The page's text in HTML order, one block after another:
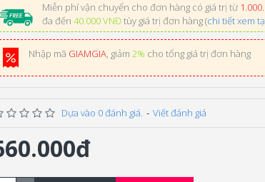
Miễn phí vận chuyển cho đơn hàng có giá trị từ
đa đến 40.000 VNĐtùy giá trị đơn hàng (chi tiết xem
Nhập mã GIAMGIA, giảm 2% cho tổng giá trị đơn hàng
Dựa vào 0 đánh giá. - Viết đánh giá